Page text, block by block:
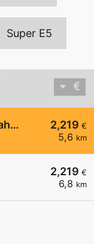
Super E5
2,219 €
5,6 km
Shell Michendorf An der Autobahn 1 A
2,219 €
6,8 km